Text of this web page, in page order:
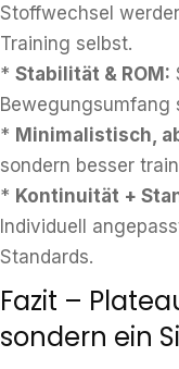
Stoffwechsel
Training selbst.
* Stabilität & ROM:
Bewegungsumfang
* Minimalistisch,
sondern besser
* Kontinuität +
Individuell
Standards.
Fazit –
sondern ein